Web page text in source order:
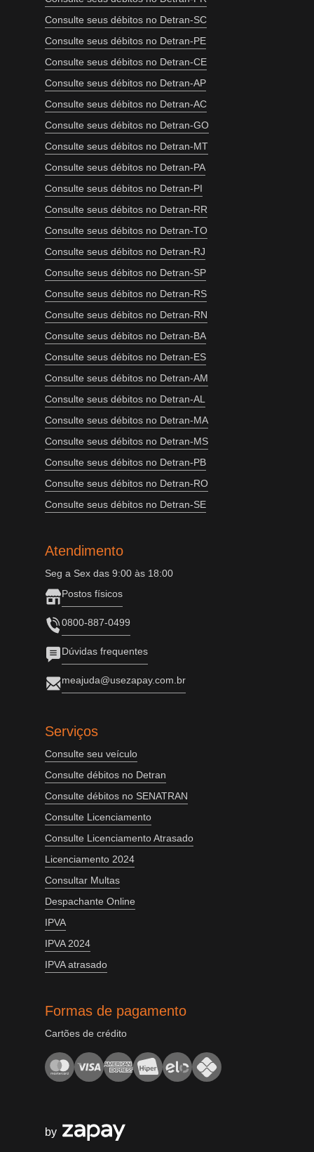
Consulte seus débitos no Detran-SC
Consulte seus débitos no Detran-PE
Consulte seus débitos no Detran-CE
Consulte seus débitos no Detran-AP
Consulte seus débitos no Detran-AC
Consulte seus débitos no Detran-GO
Consulte seus débitos no Detran-MT
Consulte seus débitos no Detran-PA
Consulte seus débitos no Detran-PI
Consulte seus débitos no Detran-RR
Consulte seus débitos no Detran-TO
Consulte seus débitos no Detran-RJ
Consulte seus débitos no Detran-SP
Consulte seus débitos no Detran-RS
Consulte seus débitos no Detran-RN
Consulte seus débitos no Detran-BA
Consulte seus débitos no Detran-ES
Consulte seus débitos no Detran-AM
Consulte seus débitos no Detran-AL
Consulte seus débitos no Detran-MA
Consulte seus débitos no Detran-MS
Consulte seus débitos no Detran-PB
Consulte seus débitos no Detran-RO
Consulte seus débitos no Detran-SE
Atendimento
Seg a Sex das 9:00 às 18:00
Postos físicos
0800-887-0499
Dúvidas frequentes
meajuda@usezapay.com.br
Serviços
Consulte seu veículo
Consulte débitos no Detran
Consulte débitos no SENATRAN
Consulte Licenciamento
Consulte Licenciamento Atrasado
Licenciamento 2024
Consultar Multas
Despachante Online
IPVA
IPVA 2024
IPVA atrasado
Formas de pagamento
Cartões de crédito
by